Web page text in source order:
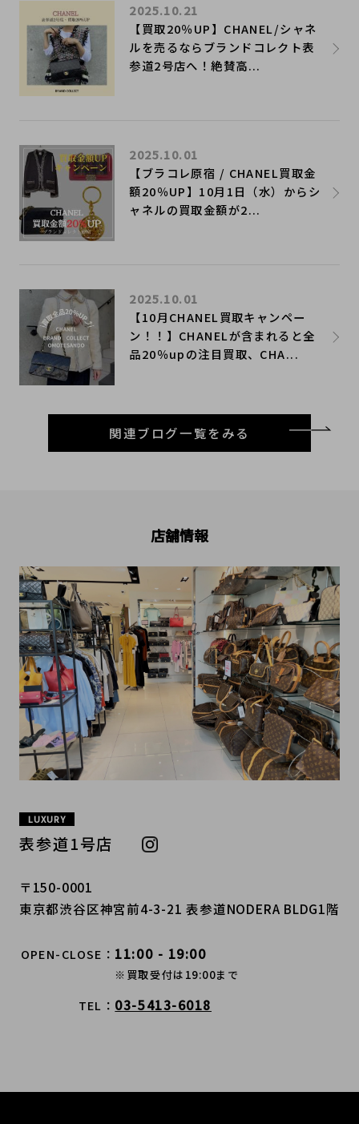
【買取20％UP】CHANEL/シャネ
ルを売るならブランドコレクト表
参道2号店へ！絶賛高...
2025.10.21
【ブラコレ原宿 / CHANEL買取金
額20％UP】10月1日（水）からシ
ャネルの買取金額が2...
2025.10.01
【10月CHANEL買取キャンペー
ン！！】CHANELが含まれると全
品20％upの注目買取、CHA...
2025.10.01
関連ブログ一覧をみる
店舗情報
LUXURY
表参道1号店
〒150-0001
東京都渋谷区神宮前4-3-21 表参道NODERA BLDG1階
OPEN-CLOSE 11:00 - 19:00
※買取受付は19:00まで
TEL 03-5413-6018